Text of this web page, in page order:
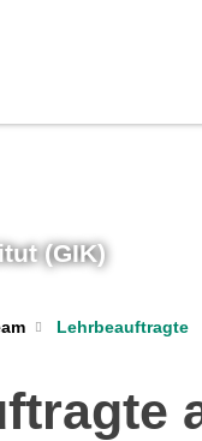
(GIK)
Lehrbeauftragte